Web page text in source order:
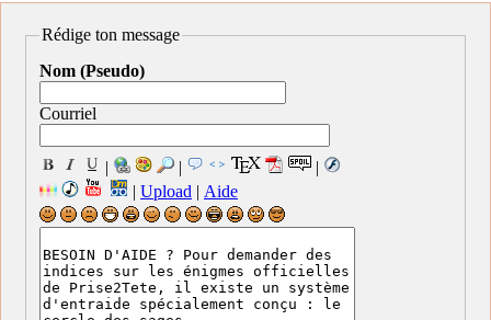
Rédige ton message
Nom (Pseudo)
Courriel
| |
|
| Upload | Aide